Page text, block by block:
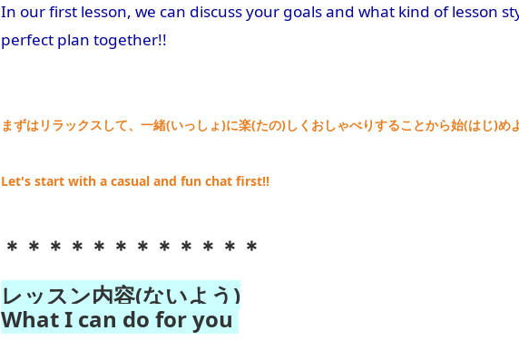
In our first lesson, we can discuss your goals and what kind of lesson
perfect plan together!!
まずはリラックスして、一緒(いっしょ)に楽(たの)しくおしゃべりすることから始(はじ)め
Let's start with a casual and fun chat first!!
＊＊＊＊＊＊＊＊＊＊＊＊
レッスン内容(ないよう)
What I can do for you